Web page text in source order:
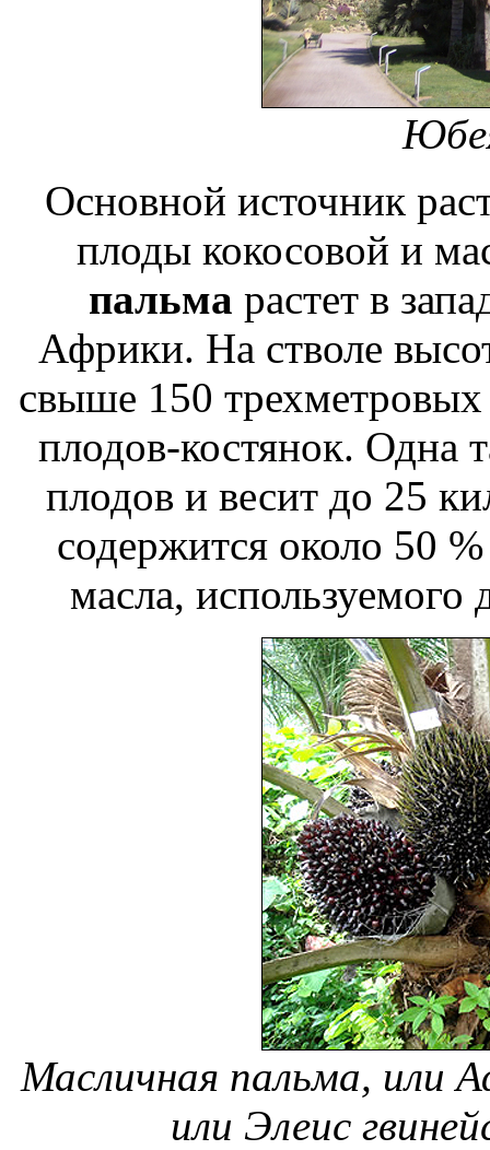
Основной источник
плоды кокосовой и
пальма растет в
Африки. На стволе
свыше 150 трехметровых
плодов-костянок. Одна
плодов и весит до 25
содержится около 50
масла, используемого
Масличная пальма, или
или Элеис